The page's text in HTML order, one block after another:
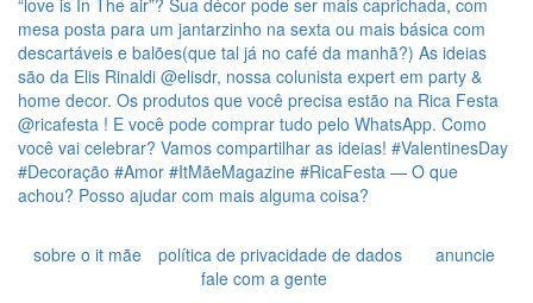
sobre o it mãe política de privacidade de dados
anuncie
fale com a gente